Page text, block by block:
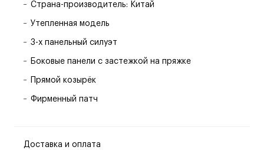
Страна-производитель: Китай
Утепленная модель
3-х панельный силуэт
Боковые панели с застежкой на пряжке
Прямой козырёк
Фирменный патч
Доставка и оплата